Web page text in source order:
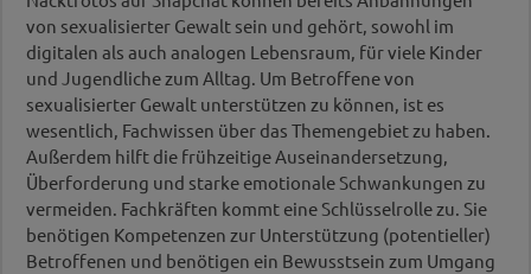
von sexualisierter Gewalt sein und gehört, sowohl im
digitalen als auch analogen Lebensraum, für viele Kinder
und Jugendliche zum Alltag. Um Betroffene von
sexualisierter Gewalt unterstützen zu können, ist es
wesentlich, Fachwissen über das Themengebiet zu haben.
Außerdem hilft die frühzeitige Auseinandersetzung,
Überforderung und starke emotionale Schwankungen zu
vermeiden. Fachkräften kommt eine Schlüsselrolle zu. Sie
benötigen Kompetenzen zur Unterstützung (potentieller)
Betroffenen und benötigen ein Bewusstsein zum Umgang